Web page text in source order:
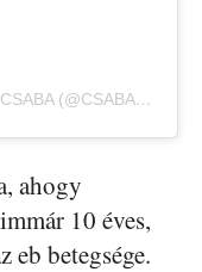
O POSTARE DISTRIBUITĂ DE KAJDI CSABA (@CSABA_KAJDI)
ahogy
10 éves,
betegsége.